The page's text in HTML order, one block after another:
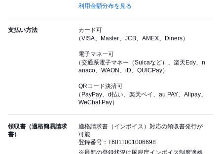
利用金額分布を見る
支払い方法
カード可
（VISA、Master、JCB、AMEX、Diners）
電子マネー可
（交通系電子マネー（Suicaなど）、楽天Edy、n
anaco、WAON、iD、QUICPay）
QRコード決済可
（PayPay、d払い、楽天ペイ、au PAY、Alipay、
WeChat Pay）
領収書（適格簡易請求
書）
適格請求書（インボイス）対応の領収書発行が
可能
登録番号：T6011001006698
※最新の登録状況は国税庁インボイス制度適格